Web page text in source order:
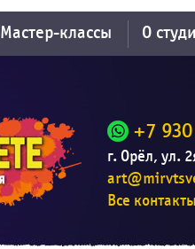
Мастер-классы О
+7
г. Орёл, ул.
Все